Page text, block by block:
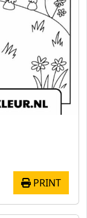
PRINT